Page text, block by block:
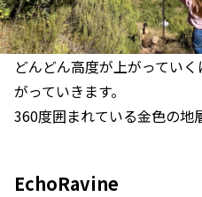
どんどん高度が上がってい
がっていきます。
360度囲まれている金色の地
EchoRavine